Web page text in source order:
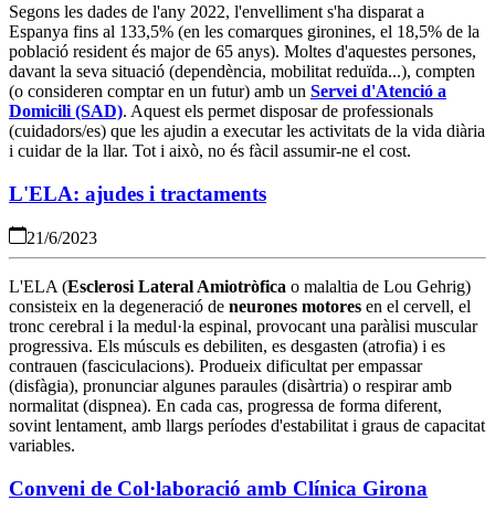
Segons les dades de l'any 2022, l'envelliment s'ha disparat a
Espanya fins al 133,5% (en les comarques gironines, el 18,5% de la
població resident és major de 65 anys). Moltes d'aquestes persones,
davant la seva situació (dependència, mobilitat reduïda...), compten
(o consideren comptar en un futur) amb un Servei d'Atenció a
Domicili (SAD). Aquest els permet disposar de professionals
(cuidadors/es) que les ajudin a executar les activitats de la vida diària
i cuidar de la llar. Tot i això, no és fàcil assumir-ne el cost.
L'ELA: ajudes i tractaments
21/6/2023
L'ELA (Esclerosi Lateral Amiotròfica o malaltia de Lou Gehrig)
consisteix en la degeneració de neurones motores en el cervell, el
tronc cerebral i la medul·la espinal, provocant una paràlisi muscular
progressiva. Els músculs es debiliten, es desgasten (atrofia) i es
contrauen (fasciculacions). Produeix dificultat per empassar
(disfàgia), pronunciar algunes paraules (disàrtria) o respirar amb
normalitat (dispnea). En cada cas, progressa de forma diferent,
sovint lentament, amb llargs períodes d'estabilitat i graus de capacitat
variables.
Conveni de Col·laboració amb Clínica Girona